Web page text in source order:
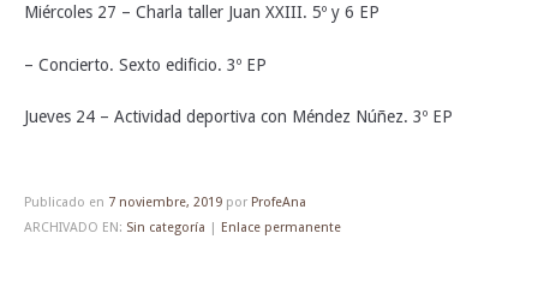
Miércoles 27 – Charla taller Juan XXIII. 5º y 6 EP
– Concierto. Sexto edificio. 3º EP
Jueves 24 – Actividad deportiva con Méndez Núñez. 3º EP
Publicado en 7 noviembre, 2019 por ProfeAna
ARCHIVADO EN: Sin categoría Enlace permanente